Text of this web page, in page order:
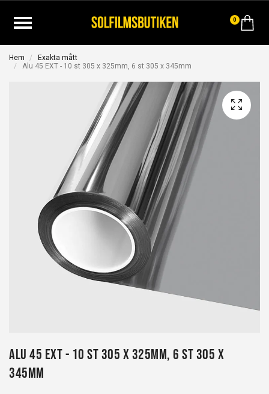
0
Hem
Exakta mått
Alu 45 EXT - 10 st 305 x 325mm, 6 st 305 x 345mm
Alu 45 EXT - 10 st 305 x 325mm, 6 st 305 x
345mm